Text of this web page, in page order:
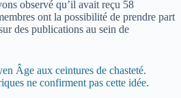
observé qu’il avait reçu 58
ont la possibilité de prendre part
des publications au sein de
Âge aux ceintures de chasteté.
ne confirment pas cette idée.